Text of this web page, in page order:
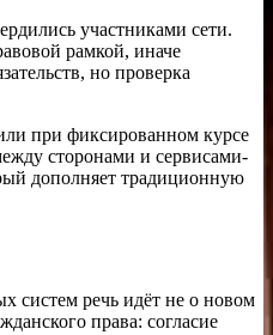
участниками сети.
рамкой, иначе
но проверка
при фиксированном курсе
сторонами и сервисами-
дополняет традиционную
систем речь идёт не о новом
права: согласие